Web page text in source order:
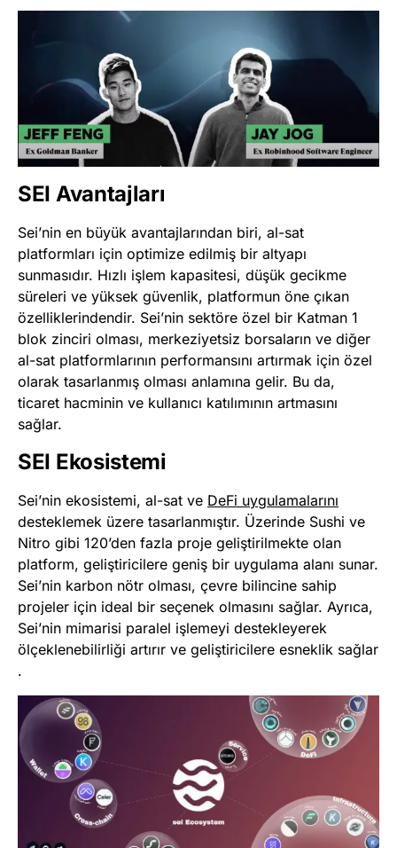
SEI Avantajları
Sei’nin en büyük avantajlarından biri, al-sat
platformları için optimize edilmiş bir altyapı
sunmasıdır. Hızlı işlem kapasitesi, düşük gecikme
süreleri ve yüksek güvenlik, platformun öne çıkan
özelliklerindendir. Sei’nin sektöre özel bir Katman 1
blok zinciri olması, merkeziyetsiz borsaların ve diğer
al-sat platformlarının performansını artırmak için özel
olarak tasarlanmış olması anlamına gelir. Bu da,
ticaret hacminin ve kullanıcı katılımının artmasını
sağlar​​.
SEI Ekosistemi
Sei’nin ekosistemi, al-sat ve DeFi uygulamalarını
desteklemek üzere tasarlanmıştır. Üzerinde Sushi ve
Nitro gibi 120’den fazla proje geliştirilmekte olan
platform, geliştiricilere geniş bir uygulama alanı sunar.
Sei’nin karbon nötr olması, çevre bilincine sahip
projeler için ideal bir seçenek olmasını sağlar. Ayrıca,
Sei’nin mimarisi paralel işlemeyi destekleyerek
ölçeklenebilirliği artırır ve geliştiricilere esneklik sağlar​
.